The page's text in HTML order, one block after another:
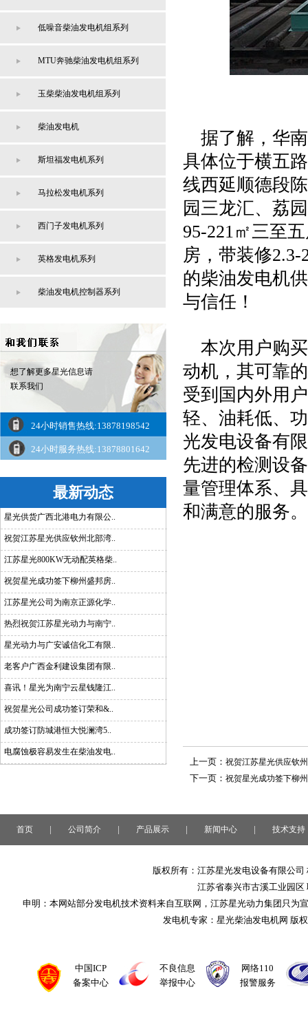
低噪音柴油发电机组系列
MTU奔驰柴油发电机组系列
玉柴柴油发电机组系列
柴油发电机
斯坦福发电机系列
马拉松发电机系列
西门子发电机系列
英格发电机系列
柴油发电机控制器系列
想了解更多星光信息请
联系我们
24小时销售热线:13878198542
24小时服务热线:13878801642
最新动态
星光供货广西北港电力有限公..
祝贺江苏星光供应钦州北部湾..
江苏星光800KW无动配英格柴..
祝贺星光成功签下柳州盛邦房..
江苏星光公司为南京正源化学..
热烈祝贺江苏星光动力与南宁..
星光动力与广安诚信化工有限..
老客户广西金利建设集团有限..
喜讯！星光为南宁云星钱隆江..
祝贺星光公司成功签订荣和&..
成功签订防城港恒大悦澜湾5..
电腐蚀极容易发生在柴油发电..
据了解，华
具体位于横五
线西延顺德段
园三龙汇、荔
95-221㎡三至
房，带装修
的柴油发电机
与信任！
本次用户购
动机，其可靠
受到国内外用
轻、油耗低、
光发电设备有
先进的检测设
量管理体系、
和满意的服务
上一页： 祝贺江苏星光供应钦
下一页： 祝贺星光成功签下柳
首页 | 公司简介 | 产品展示 | 新闻中心 | 技术支持
版权所有：江苏星光发电设备有限公司
江苏省泰兴市古溪工业园
申明：本网站部分发电机技术资料来自互联网，江苏星光动力集团只为
发电机专家：星光柴油发电机网 版
中国ICP
备案中心
不良信息
举报中心
网络110
报警服务